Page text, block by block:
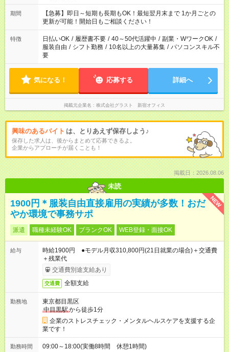
期間
【急募】即日～短期も長期もOK！最短翌月末まで 1か月ごとの
更新が可能！開始日もご相談ください！
特徴 日払いOK / 履歴書不要 / 40～50代活躍中 / 副業・WワークOK /
服装自由 / シフト勤務 / 10名以上の大量募集 / パソコンスキル不
要
気になる！ 応募する 詳細へ
掲載元企業名 株式会社グラスト 新宿オフィス
興味のあるバイト は、とりあえず保存しよう♪
保存した求人は、後からまとめて応募できるよ。
企業からアプローチが届くことも！
掲載日：2026.08.06
未読
NEW
1900円＊服装自由直接雇用の実績が多数！おだ
やか環境で事務サポ
派遣 職種未経験OK ブランクOK WEB登録・面接OK
給与
時給1900円 ●モデル月収310,800円(21日就業の場合)＋交通費
＋残業代
交通費別途支給あり
交通費 全額支給
勤務地
東京都目黒区
中目黒駅から徒歩1分
企業のストレスチェック・メンタルヘルスケアを支援する企
業です！
勤務時間 09:00～18:00(実働8時間 休憩1時間)